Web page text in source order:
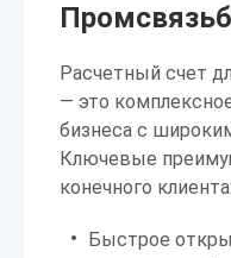
Расчетный счет
— это
бизнеса с
Ключевые
конечного клиента:
Быстрое